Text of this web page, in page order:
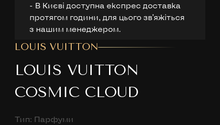
- В Києві доступна експрес доставка
протягом години, для цього звʼяжіться
з нашим менеджером.
LOUIS VUITTON
LOUIS VUITTON
COSMIC CLOUD
Тип: Парфуми